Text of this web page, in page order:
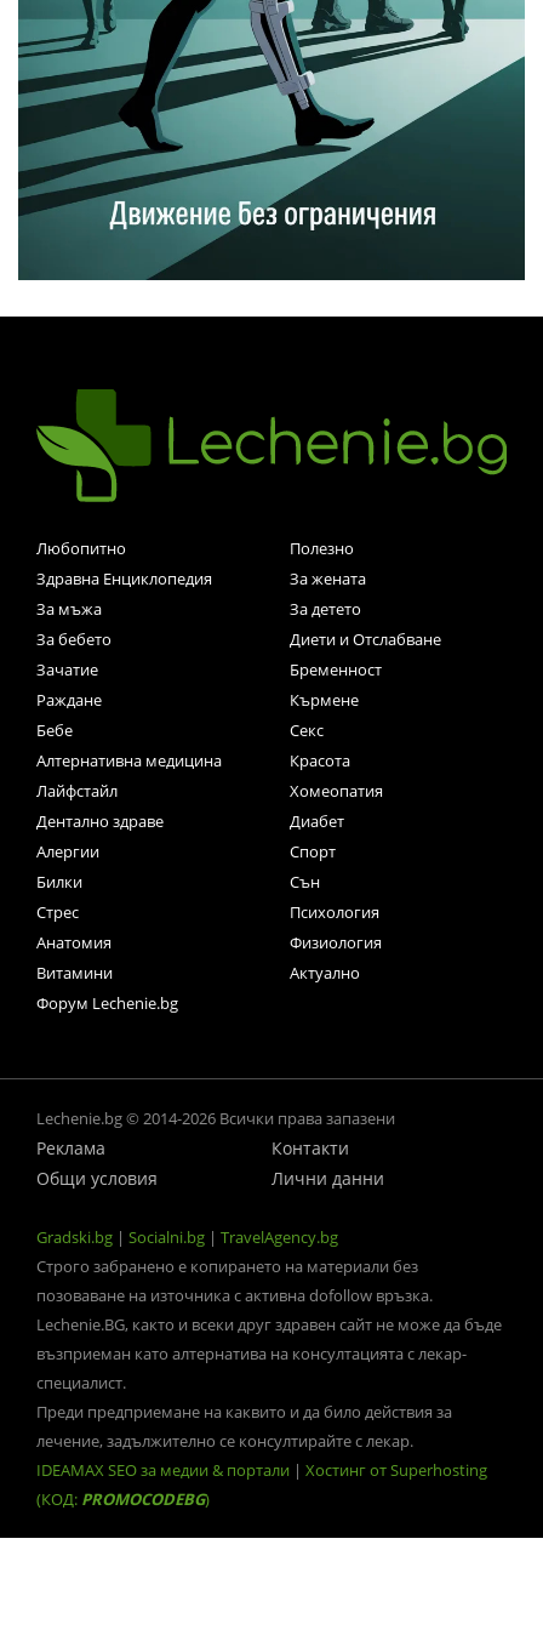
Любопитно
Полезно
Здравна Енциклопедия
За жената
За мъжа
За детето
За бебето
Диети и Отслабване
Зачатие
Бременност
Раждане
Кърмене
Бебе
Секс
Алтернативна медицина
Красота
Лайфстайл
Хомеопатия
Дентално здраве
Диабет
Алергии
Спорт
Билки
Сън
Стрес
Психология
Анатомия
Физиология
Витамини
Актуално
Форум Lechenie.bg
Lechenie.bg © 2014-2026 Всички права запазени
Реклама
Контакти
Общи условия
Лични данни
Gradski.bg | Socialni.bg | TravelAgency.bg
Строго забранено е копирането на материали без
позоваване на източника с активна dofollow връзка.
Lechenie.BG, както и всеки друг здравен сайт не може да бъде
възприеман като алтернатива на консултацията с лекар-
специалист.
Преди предприемане на каквито и да било действия за
лечение, задължително се консултирайте с лекар.
IDEAMAX SEO за медии & портали | Хостинг от Superhosting
(КОД: PROMOCODEBG)